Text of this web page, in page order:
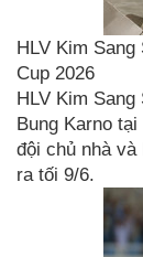
HLV Kim
Cup 2026
HLV Kim
Bung Karno
đội chủ nhà và
ra tối 9/6.